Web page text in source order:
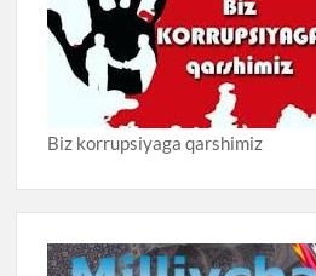
Biz korrupsiyaga qarshimiz